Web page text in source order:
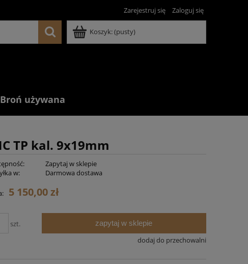
Zarejestruj się Zaloguj się
Koszyk:(pusty)
Broń używana
TP kal. 9x19mm
Zapytaj w sklepie
w:
Darmowa dostawa
5 150,00 zł
szt. zapytaj w sklepie
dodaj do przechowalni